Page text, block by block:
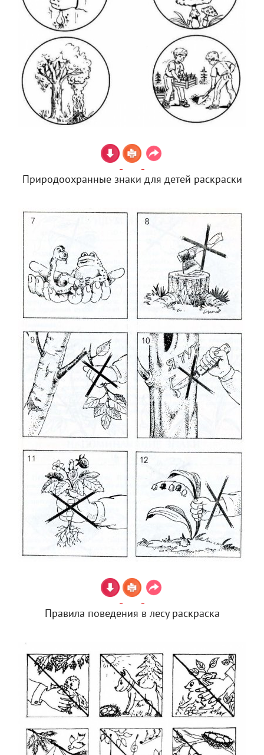
Природоохранные знаки для детей раскраски
Правила поведения в лесу раскраска